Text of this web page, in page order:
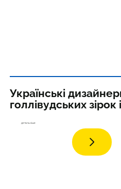
Українські
голлівудських зірок
детальніше